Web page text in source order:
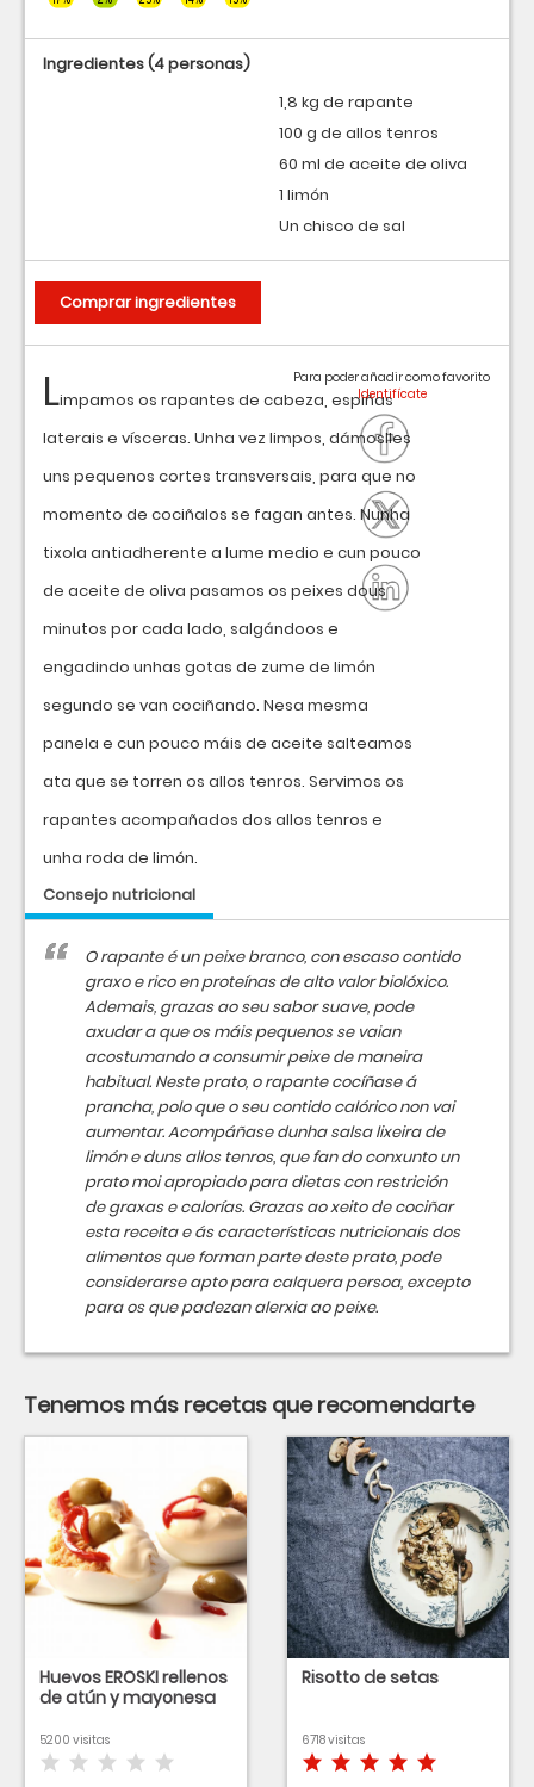
Limpamos os rapantes de cabeza, espiñas
laterais e vísceras. Unha vez limpos, dámoslles
uns pequenos cortes transversais, para que no
momento de cociñalos se fagan antes. Nunha
tixola antiadherente a lume medio e cun pouco
de aceite de oliva pasamos os peixes dous
minutos por cada lado, salgándoos e
engadindo unhas gotas de zume de limón
segundo se van cociñando. Nesa mesma
panela e cun pouco máis de aceite salteamos
ata que se torren os allos tenros. Servimos os
rapantes acompañados dos allos tenros e
unha roda de limón.
Consejo nutricional
O rapante é un peixe branco, con escaso contido
graxo e rico en proteínas de alto valor biolóxico.
Ademais, grazas ao seu sabor suave, pode
axudar a que os máis pequenos se vaian
acostumando a consumir peixe de maneira
habitual. Neste prato, o rapante cocíñase á
prancha, polo que o seu contido calórico non vai
aumentar. Acompáñase dunha salsa lixeira de
limón e duns allos tenros, que fan do conxunto un
prato moi apropiado para dietas con restrición
de graxas e calorías. Grazas ao xeito de cociñar
esta receita e ás características nutricionais dos
alimentos que forman parte deste prato, pode
considerarse apto para calquera persoa, excepto
para os que padezan alerxia ao peixe.
Para poder añadir como favorito
Ingredientes(4 personas)
1,8 kg de rapante
100 g de allos tenros
60 ml de aceite de oliva
1 limón
Un chisco de sal
Comprar ingredientes
Tenemos más recetas que recomendarte
Huevos EROSKI rellenos
de atún y mayonesa
5200 visitas
Risotto de setas
6718 visitas